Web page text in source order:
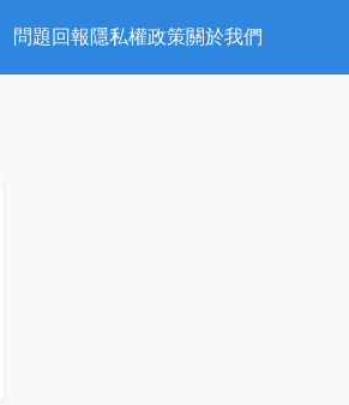
問題回報隱私權政策關於我們